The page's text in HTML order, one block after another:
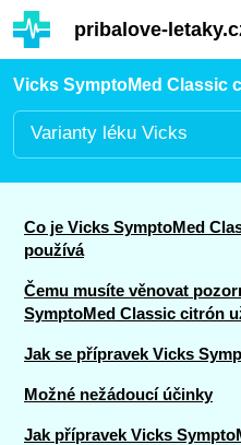
Hauptinhalt
pribalove-
Vicks SymptoMed Classic
Varianty léku Vicks
Co je Vicks SymptoMed
používá
Čemu musíte věnovat
SymptoMed Classic citrón
Jak se přípravek Vicks
Možné nežádoucí účinky
Jak přípravek Vicks